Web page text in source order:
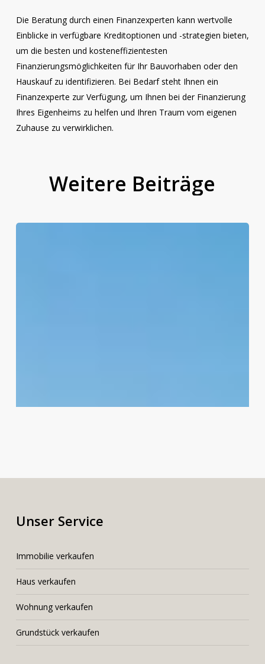
Die Beratung durch einen Finanzexperten kann wertvolle
Einblicke in verfügbare Kreditoptionen und -strategien bieten,
um die besten und kosteneffizientesten
Finanzierungsmöglichkeiten für Ihr Bauvorhaben oder den
Hauskauf zu identifizieren. Bei Bedarf steht Ihnen ein
Finanzexperte zur Verfügung, um Ihnen bei der Finanzierung
Ihres Eigenheims zu helfen und Ihren Traum vom eigenen
Zuhause zu verwirklichen.
Weitere Beiträge
Unser Service
Immobilie verkaufen
Haus verkaufen
Wohnung verkaufen
Grundstück verkaufen